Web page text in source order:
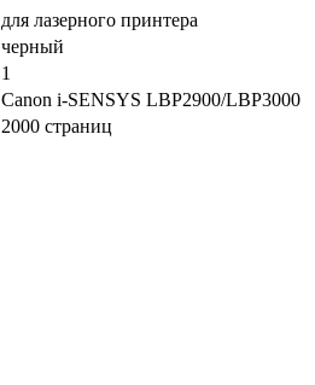
для лазерного принтера
черный
1
Canon i-SENSYS LBP2900/LBP3000
2000 страниц